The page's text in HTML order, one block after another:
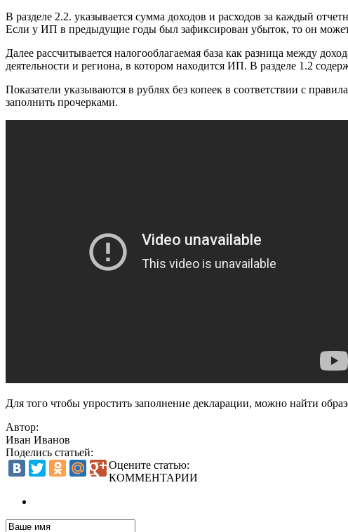
В разделе 2.2. указывается сумма доходов и расходов за каждый
Если у ИП в предыдущие годы был зафиксирован убыток, то он
Далее рассчитывается налогооблагаемая база как разница между
деятельности и региона, в котором находится ИП. В разделе 1.2
Показатели указываются в рублях без копеек в соответствии с
заполнить прочерками.
Для того чтобы упростить заполнение декларации, можно найти
Автор:
Иван Иванов
Поделись статьей:
Оцените статью:
КОММЕНТАРИИ